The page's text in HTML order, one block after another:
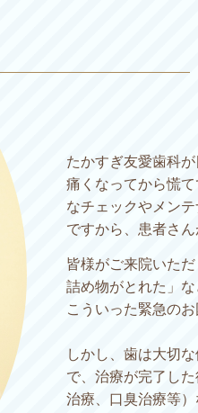
たかすぎ友愛歯科
痛くなってから慌
なチェックやメン
ですから、患者さ
皆様がご来院いた
詰め物がとれた」な
こういった緊急の
しかし、歯は大切
で、治療が完了し
治療、口臭治療等